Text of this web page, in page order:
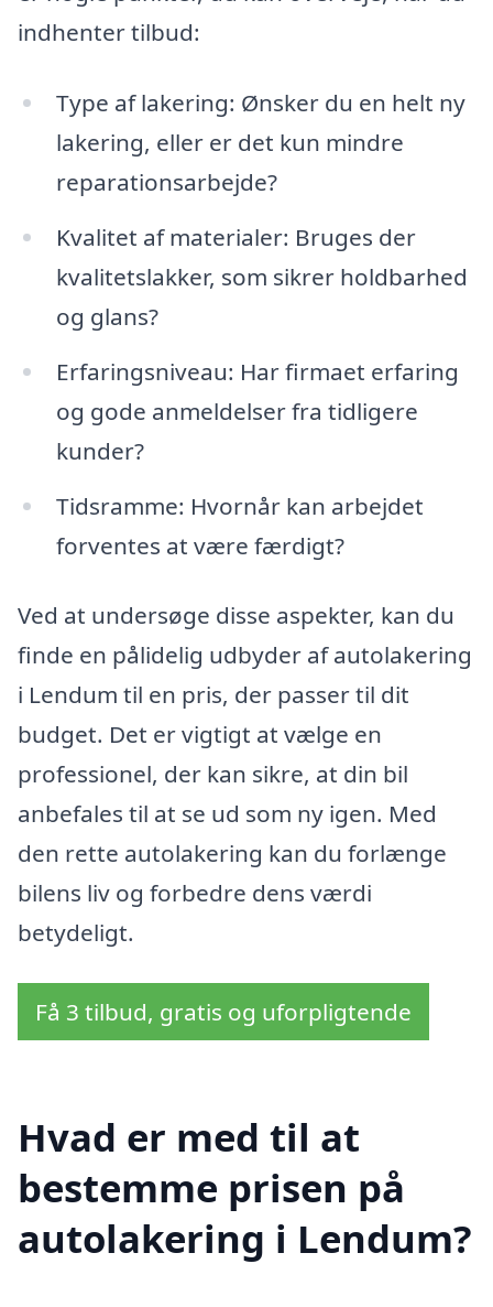
indhenter tilbud:
Type af lakering: Ønsker du en helt ny
lakering, eller er det kun mindre
reparationsarbejde?
Kvalitet af materialer: Bruges der
kvalitetslakker, som sikrer holdbarhed
og glans?
Erfaringsniveau: Har firmaet erfaring
og gode anmeldelser fra tidligere
kunder?
Tidsramme: Hvornår kan arbejdet
forventes at være færdigt?
Ved at undersøge disse aspekter, kan du
finde en pålidelig udbyder af autolakering
i Lendum til en pris, der passer til dit
budget. Det er vigtigt at vælge en
professionel, der kan sikre, at din bil
anbefales til at se ud som ny igen. Med
den rette autolakering kan du forlænge
bilens liv og forbedre dens værdi
betydeligt.
Få 3 tilbud, gratis og uforpligtende
Hvad er med til at
bestemme prisen på
autolakering i Lendum?